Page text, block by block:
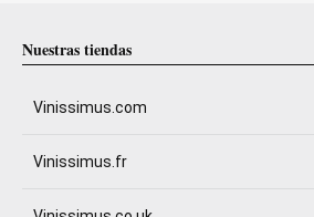
Nuestras tiendas
Vinissimus.com
Vinissimus.fr